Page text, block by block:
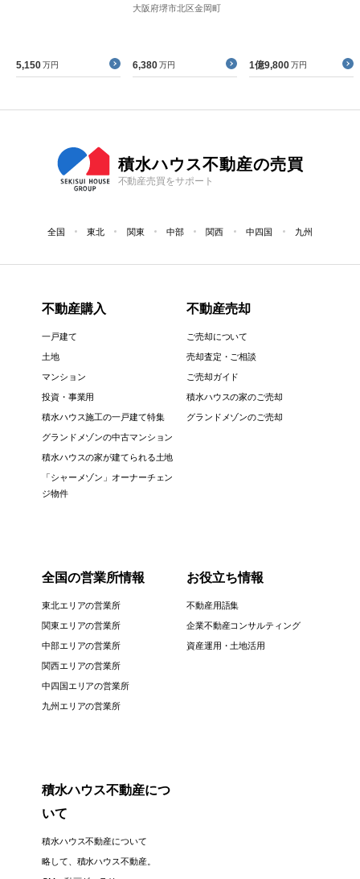
5,150 万円
大阪府堺市北区金岡町
6,380 万円 1億9,800 万円
積水ハウス不動産の売買
不動産売買をサポート
全国 東北 関東 中部 関西 中四国 九州
不動産購入
一戸建て
土地
マンション
投資・事業用
積水ハウス施工の一戸建て特集
グランドメゾンの中古マンション
積水ハウスの家が建てられる土地
「シャーメゾン」オーナーチェン
ジ物件
不動産売却
ご売却について
売却査定・ご相談
ご売却ガイド
積水ハウスの家のご売却
グランドメゾンのご売却
全国の営業所情報
東北エリアの営業所
関東エリアの営業所
中部エリアの営業所
関西エリアの営業所
中四国エリアの営業所
九州エリアの営業所
お役立ち情報
不動産用語集
企業不動産コンサルティング
資産運用・土地活用
積水ハウス不動産につ
いて
積水ハウス不動産について
略して、積水ハウス不動産。